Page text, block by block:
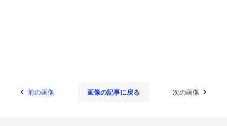
前の画像 画像の記事に戻る 次の画像